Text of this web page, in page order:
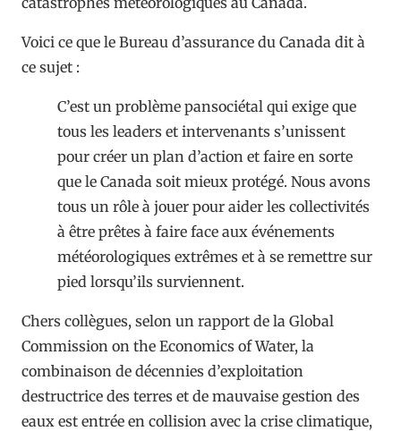
Voici ce que le Bureau d’assurance du Canada dit à
ce sujet :
C’est un problème pansociétal qui exige que
tous les leaders et intervenants s’unissent
pour créer un plan d’action et faire en sorte
que le Canada soit mieux protégé. Nous avons
tous un rôle à jouer pour aider les collectivités
à être prêtes à faire face aux événements
météorologiques extrêmes et à se remettre sur
pied lorsqu’ils surviennent.
Chers collègues, selon un rapport de la Global
Commission on the Economics of Water, la
combinaison de décennies d’exploitation
destructrice des terres et de mauvaise gestion des
eaux est entrée en collision avec la crise climatique,